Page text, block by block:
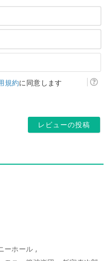
名
ア
ー
規約に同意します
ーホール